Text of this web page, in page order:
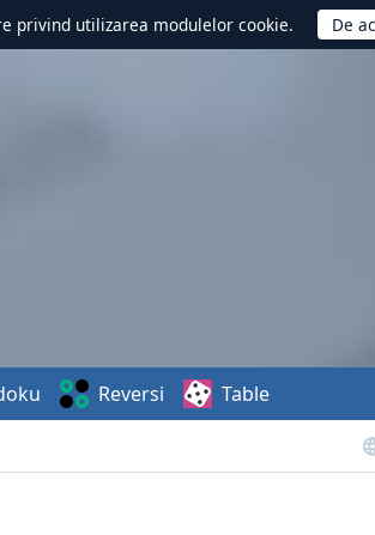
privind utilizarea modulelor cookie.
Reversi Table